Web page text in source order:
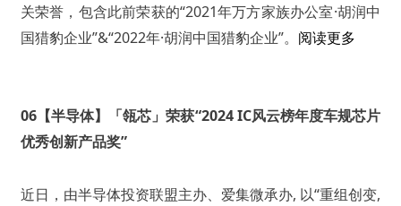
关荣誉，包含此前荣获的“2021年万方家族办公室·胡润中
国猎豹企业”&“2022年·胡润中国猎豹企业”。 阅读更多
06【半导体】「瓴芯」荣获“2024 IC风云榜年度车规芯片
优秀创新产品奖”
近日，由半导体投资联盟主办、爱集微承办, 以“重组创变,